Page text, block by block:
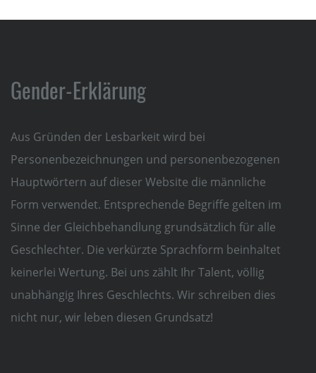
Gender-Erklärung
Aus Gründen der Lesbarkeit wird bei
Personenbezeichnungen und personenbezogenen
Hauptwörtern auf dieser Website die männliche
Form verwendet. Entsprechende Begriffe gelten im
Sinne der Gleichbehandlung grundsätzlich für alle
Geschlechter. Die verkürzte Sprachform beinhaltet
keinerlei Wertung. Bei uns zählt Ihr Talent, völlig
unabhängig Ihres Geschlechts. Wir schreiben dies
nicht nur, wir leben diesen Grundsatz!